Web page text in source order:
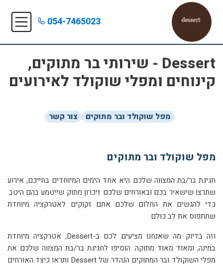
054-7465023
Dessert - שירותי בר מתוקים,
קינוחים ומפלי שוקולד לאירועים
מפל שוקולד ובר מתוקים צור קשר
מפל שוקולד ובר מתוקים
חגיגת בר/בת המצווה שלכם היא אחד הימים המיוחדים בחייכם, אירוע
שתרצו שישאיר בכם ובאורחים שלכם זיכרון מתוק שייטמע בהם היטב.
כדי להגשים את החלום שלכם אתם זקוקים לאטרקציה מיוחדת
שתתפוס את לב כולם.
וזה בדיוק מה שאנחנו מציעים לכם ב-Dessert, אטרקציה מיוחדת
במינה, ומאוד מאוד מתוקה. הוסיפו לחגיגת בר/בת המצווה שלכם את
מפלי השוקולד ובר המתוקים הנהדר של Dessert ותראו כיצד האורחים